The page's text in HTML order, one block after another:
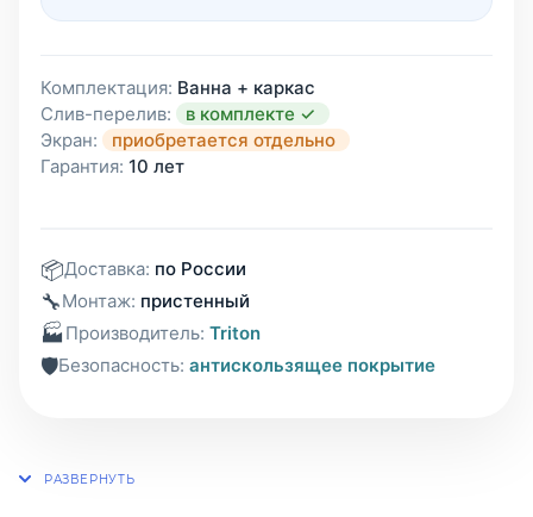
Комплектация: Ванна + каркас
Слив-перелив:
в комплекте ✓
Экран:
приобретается отдельно
Гарантия: 10 лет
📦Доставка: по России
🔧Монтаж: пристенный
🏭 Производитель: Triton
🛡️Безопасность: антискользящее покрытие